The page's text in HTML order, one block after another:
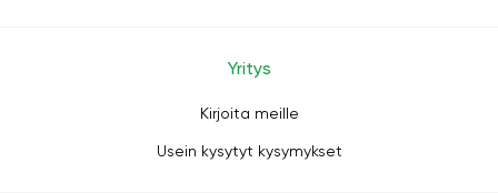
Yritys
Kirjoita meille
Usein kysytyt kysymykset